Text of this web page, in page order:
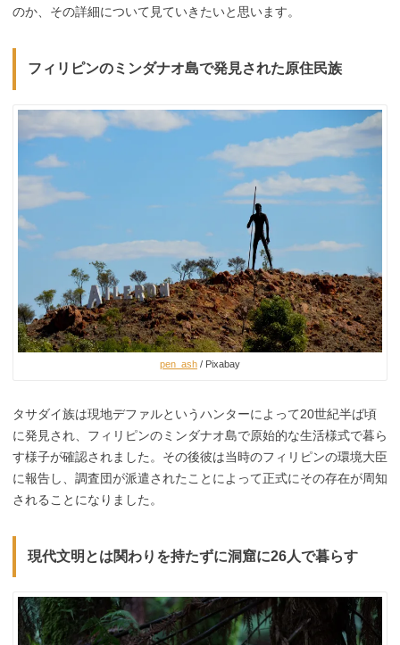
のか、その詳細について見ていきたいと思います。
フィリピンのミンダナオ島で発見された原住民族
pen_ash / Pixabay
タサダイ族は現地デファルというハンターによって20世紀半ば頃
に発見され、フィリピンのミンダナオ島で原始的な生活様式で暮ら
す様子が確認されました。その後彼は当時のフィリピンの環境大臣
に報告し、調査団が派遣されたことによって正式にその存在が周知
されることになりました。
現代文明とは関わりを持たずに洞窟に26人で暮らす